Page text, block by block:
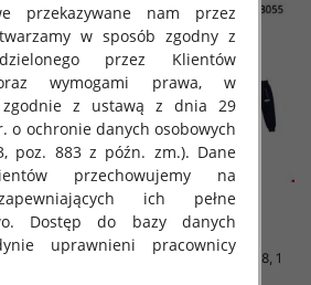
3-8, 1
Komplet Chłopięca Roz 3-8, 1
przekazywane nam przez
w sposób zgodny z
przez Klientów
wymogami prawa, w
zgodnie z ustawą z dnia 29
o ochronie danych osobowych
poz. 883 z późn. zm.). Dane
przechowujemy na
ich pełne
Dostęp do bazy danych
uprawnieni pracownicy